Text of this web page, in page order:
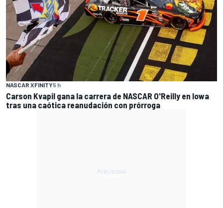
NASCAR XFINITY5 h
Carson Kvapil gana la carrera de NASCAR O'Reilly en Iowa
tras una caótica reanudación con prórroga